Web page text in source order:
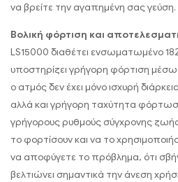
να βρείτε την αγαπημένη σας γεύση.
Βολική φόρτιση και
LS15000 διαθέτει ενσωματωμένο
υποστηρίζει γρήγορη φόρτιση
ο ατμός δεν έχει μόνο ισχυρή
αλλά και γρήγορη ταχύτητα
γρήγορους ρυθμούς σύγχρονης
το φορτίσουν και να το
να αποφύγετε το πρόβλημα, ότι
βελτιώνει σημαντικά την άνεση